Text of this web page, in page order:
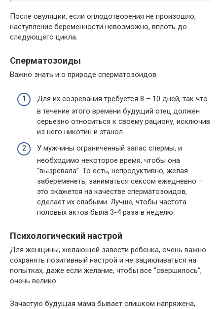
После овуляции, если оплодотворения не произошло,
наступление беременности невозможно, вплоть до
следующего цикла.
Сперматозоиды
Важно знать и о природе сперматозоидов:
Для их созревания требуется 8 – 10 дней, так что
в течение этого времени будущий отец должен
серьезно относиться к своему рациону, исключив
из него никотин и этанол.
У мужчины ограниченный запас спермы, и
необходимо некоторое время, чтобы она
“вызревала”. То есть, непродуктивно, желая
забеременеть, заниматься сексом ежедневно –
это скажется на качестве сперматозоидов,
сделает их слабыми. Лучше, чтобы частота
половых актов была 3-4 раза в неделю.
Психологический настрой
Для женщины, желающей завести ребенка, очень важно
сохранять позитивный настрой и не зацикливаться на
попытках, даже если желание, чтобы все “свершилось”,
очень велико.
Зачастую будущая мама бывает слишком напряжена,